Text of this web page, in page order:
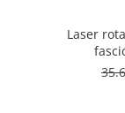
Laser